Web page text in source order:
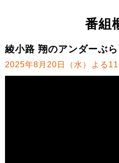
番組
綾小路 翔のアンダーぶ
2025年8月20日（水）よる